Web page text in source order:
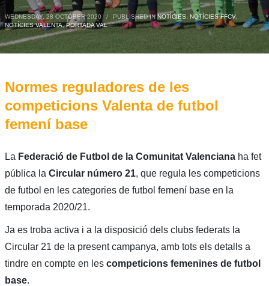
WEDNESDAY, 28 OCTOBER 2020 / PUBLISHED INNOTÍCIES, NOTÍCIES FFCV,
NOTÍCIES VALENTA,PORTADA VAL
Normes reguladores de les
competicions Valenta de futbol
femení base
La Federació de Futbol de la Comunitat Valencianaha fet
pública la Circular número 21, que regula les competicions
de futbol en les categories de futbol femení base en la
temporada 2020/21.
Ja es troba activa i a la disposició dels clubs federats la
Circular 21 de la present campanya, amb tots els detalls a
tindre en compte en les competicions femenines de futbol
base.